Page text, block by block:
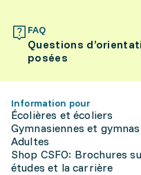
FAQ
Questions
posées
Information pour
Écolières et écoliers
Gymnasiennes et
Adultes
Shop CSFO: Brochures
études et la carrière